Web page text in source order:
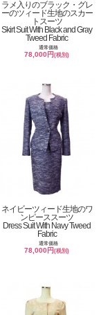
ラメ入りのブラック・グレ
ーのツィード生地のスカー
トスーツ
Skirt Suit With Black and Gray
Tweed Fabric
通常価格
78,000円(税別)
ネイビーツィード生地のワ
ンピーススーツ
Dress Suit With Navy Tweed
Fabric
通常価格
78,000円(税別)